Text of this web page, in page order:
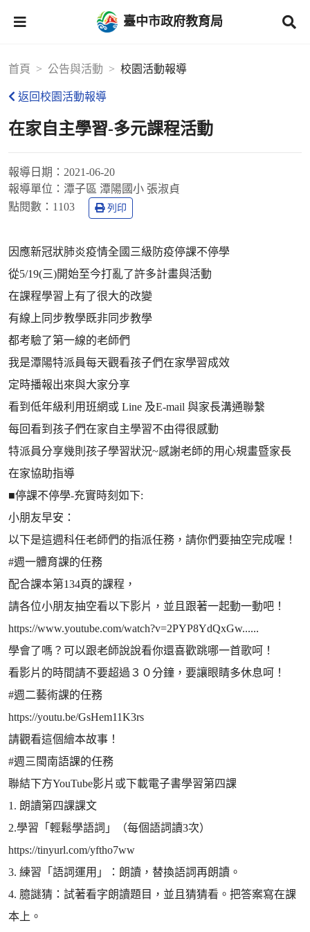
臺中市政府教育局
首頁 公告與活動 校園活動報導
返回校園活動報導
在家自主學習-多元課程活動
報導日期： 2021-06-20
報導單位： 潭子區 潭陽國小 張淑貞
點閱數： 1103 列印
因應新冠狀肺炎疫情全國三級防疫停課不停學
從5/19(三)開始至今打亂了許多計畫與活動
在課程學習上有了很大的改變
有線上同步教學既非同步教學
都考驗了第一線的老師們
我是潭陽特派員每天觀看孩子們在家學習成效
定時播報出來與大家分享
看到低年級利用班網或 Line 及E-mail 與家長溝通聯繫
每回看到孩子們在家自主學習不由得很感動
特派員分享幾則孩子學習狀況~感謝老師的用心規畫暨家長
在家協助指導
■停課不停學-充實時刻如下:
小朋友早安：
以下是這週科任老師們的指派任務，請你們要抽空完成喔！
#週一體育課的任務
配合課本第134頁的課程，
請各位小朋友抽空看以下影片，並且跟著一起動一動吧！
https://www.youtube.com/watch?v=2PYP8YdQxGw......
學會了嗎？可以跟老師說說看你還喜歡跳哪一首歌呵！
看影片的時間請不要超過３０分鐘，要讓眼睛多休息呵！
#週二藝術課的任務
https://youtu.be/GsHem11K3rs
請觀看這個繪本故事！
#週三閩南語課的任務
聯結下方YouTube影片或下載電子書學習第四課
1. 朗讀第四課課文
2.學習「輕鬆學語詞」（每個語詞讀3次）
https://tinyurl.com/yftho7ww
3. 練習「語詞運用」：朗讀，替換語詞再朗讀。
4. 臆謎猜：試著看字朗讀題目，並且猜猜看。把答案寫在課
本上。